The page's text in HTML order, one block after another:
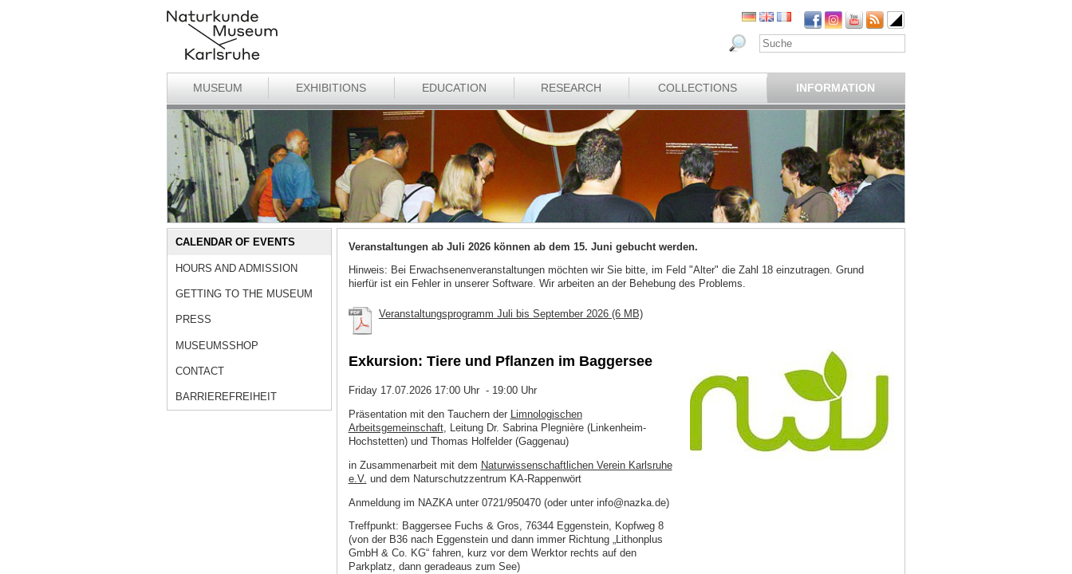
MUSEUM EXHIBITIONS EDUCATION RESEARCH COLLECTIONS INFORMATION
CALENDAR OF EVENTS
HOURS AND ADMISSION
GETTING TO THE MUSEUM
PRESS
MUSEUMSSHOP
CONTACT
BARRIEREFREIHEIT
Veranstaltungen ab Juli 2026 können ab dem 15. Juni gebucht werden.
Hinweis: Bei Erwachsenenveranstaltungen möchten wir Sie bitte, im Feld "Alter" die Zahl 18 einzutragen. Grund
hierfür ist ein Fehler in unserer Software. Wir arbeiten an der Behebung des Problems.
Veranstaltungsprogramm Juli bis September 2026 (6 MB)
Exkursion: Tiere und Pflanzen im Baggersee
Friday 17.07.2026 17:00 Uhr - 19:00 Uhr
Präsentation mit den Tauchern der Limnologischen
Arbeitsgemeinschaft, Leitung Dr. Sabrina Plegnière (Linkenheim-
Hochstetten) und Thomas Holfelder (Gaggenau)
in Zusammenarbeit mit dem Naturwissenschaftlichen Verein Karlsruhe
e.V. und dem Naturschutzzentrum KA-Rappenwört
Anmeldung im NAZKA unter 0721/950470 (oder unter info@nazka.de)
Treffpunkt: Baggersee Fuchs & Gros, 76344 Eggenstein, Kopfweg 8
(von der B36 nach Eggenstein und dann immer Richtung „Lithonplus
GmbH & Co. KG“ fahren, kurz vor dem Werktor rechts auf den
Parkplatz, dann geradeaus zum See)